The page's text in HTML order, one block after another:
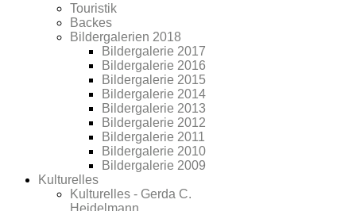
Touristik
Backes
Bildergalerien 2018
Bildergalerie 2017
Bildergalerie 2016
Bildergalerie 2015
Bildergalerie 2014
Bildergalerie 2013
Bildergalerie 2012
Bildergalerie 2011
Bildergalerie 2010
Bildergalerie 2009
Kulturelles
Kulturelles - Gerda C.
Heidelmann